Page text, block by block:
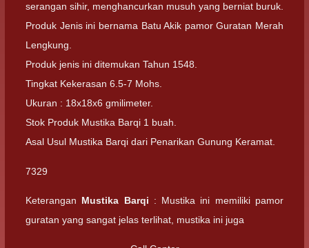
serangan sihir, menghancurkan musuh yang berniat buruk.
Produk Jenis ini bernama Batu Akik pamor Guratan Merah
Lengkung.
Produk jenis ini ditemukan Tahun 1548.
Tingkat Kekerasan 6.5-7 Mohs.
Ukuran : 18x18x6 gmilimeter.
Stok Produk Mustika Barqi 1 buah.
Asal Usul Mustika Barqi dari Penarikan Gunung Keramat.
7329
Keterangan Mustika Barqi : Mustika ini memiliki pamor
guratan yang sangat jelas terlihat, mustika ini juga